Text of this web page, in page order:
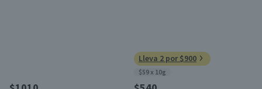
Lleva 2 por $900
$59 x 10g